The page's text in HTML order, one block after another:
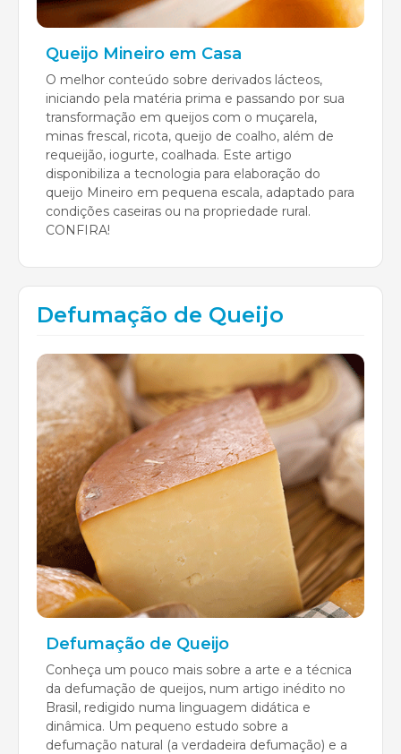
Queijo Mineiro em Casa
O melhor conteúdo sobre derivados lácteos,
iniciando pela matéria prima e passando por sua
transformação em queijos com o muçarela,
minas frescal, ricota, queijo de coalho, além de
requeijão, iogurte, coalhada. Este artigo
disponibiliza a tecnologia para elaboração do
queijo Mineiro em pequena escala, adaptado para
condições caseiras ou na propriedade rural.
CONFIRA!
Defumação de Queijo
Defumação de Queijo
Conheça um pouco mais sobre a arte e a técnica
da defumação de queijos, num artigo inédito no
Brasil, redigido numa linguagem didática e
dinâmica. Um pequeno estudo sobre a
defumação natural (a verdadeira defumação) e a